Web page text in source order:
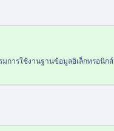
การใช้งานฐานข้อมูลอิเล็กทรอนิกส์